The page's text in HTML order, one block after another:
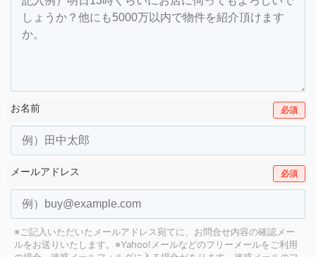
お名前 必須
メールアドレス 必須
※ご記入いただいたメールアドレス宛てに、お問合せ内容の確認メー
ルをお送りいたします。 ※Yahoo!メールなどのフリーメールをご利用